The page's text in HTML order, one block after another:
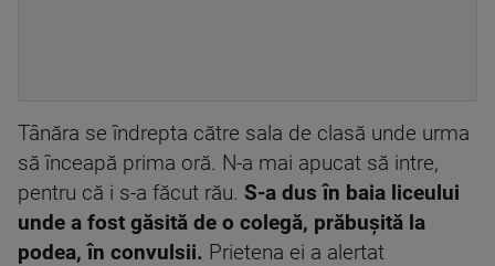
Tânăra se îndrepta către sala de clasă unde urma
să înceapă prima oră. N-a mai apucat să intre,
pentru că i s-a făcut rău. S-a dus în baia liceului
unde a fost găsită de o colegă, prăbuşită la
podea, în convulsii. Prietena ei a alertat